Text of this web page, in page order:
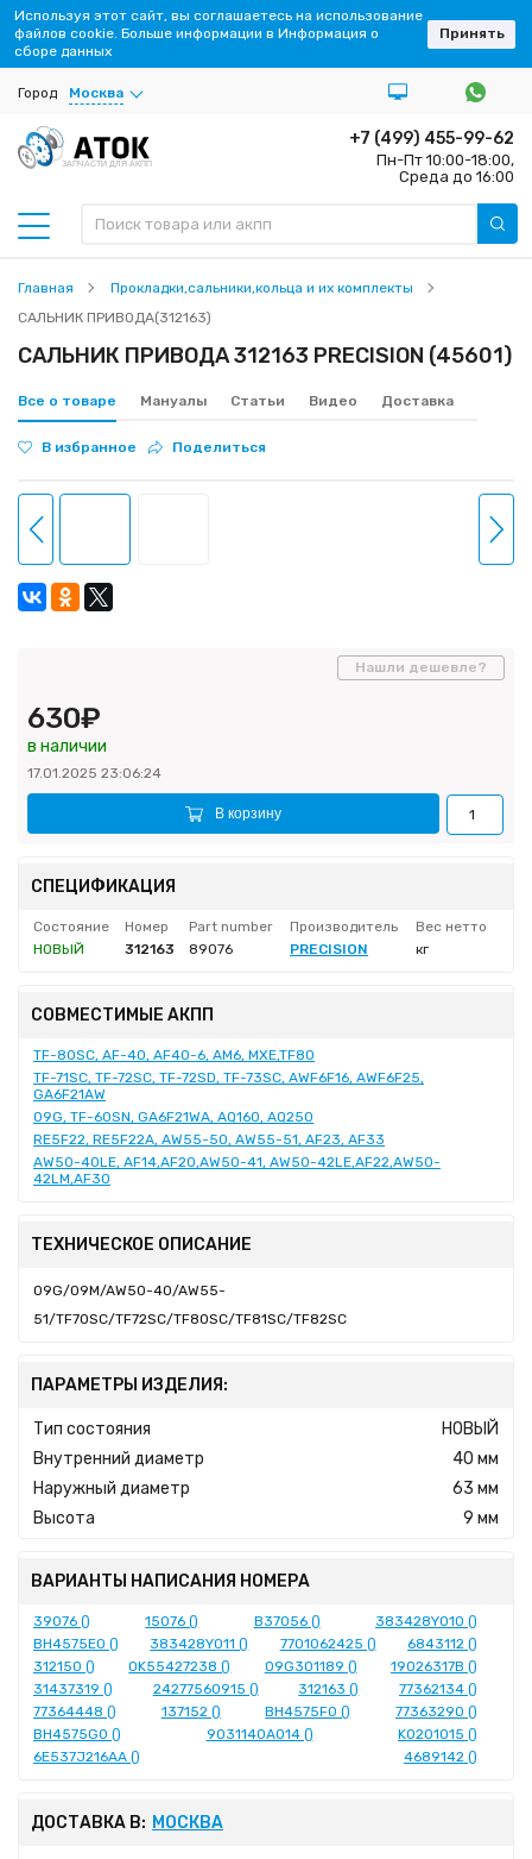
Город Москва
ЗАПЧАСТИ ДЛЯ АКПП
+7 (499) 455-99-62
Пн-Пт 10:00-18:00,
Среда до 16:00
Главная
Прокладки,сальники,кольца и их комплекты
САЛЬНИК ПРИВОДА(312163)
САЛЬНИК ПРИВОДА 312163 PRECISION (45601)
Все о товаре Мануалы Статьи Видео Доставка
В избранное Поделиться
630₽
в наличии
17.01.2025 23:06:24
В корзину
Нашли дешевле?
СПЕЦИФИКАЦИЯ
Состояние Номер Part number Производитель
Вес нетто
НОВЫЙ
312163 89076 PRECISION кг
СОВМЕСТИМЫЕ АКПП
TF-80SC, AF-40, AF40-6, AM6, MXE,TF80
TF-71SC, TF-72SC, TF-72SD, TF-73SC, AWF6F16, AWF6F25,
GA6F21AW
09G, TF-60SN, GA6F21WA, AQ160, AQ250
RE5F22, RE5F22A, AW55-50, AW55-51, AF23, AF33
AW50-40LE, AF14,AF20,AW50-41, AW50-42LE,AF22,AW50-
42LM,AF30
ТЕХНИЧЕСКОЕ ОПИСАНИЕ
09G/09M/AW50-40/AW55-
51/TF70SC/TF72SC/TF80SC/TF81SC/TF82SC
ПАРАМЕТРЫ ИЗДЕЛИЯ:
Тип состояния
НОВЫЙ
Внутренний диаметр
40 мм
Наружный диаметр
63 мм
Высота
9 мм
ВАРИАНТЫ НАПИСАНИЯ НОМЕРА
39076 () 15076 () B37056 ()
383428Y010 ()
BH4575E0 ()
383428Y011 () 7701062425 ()
6843112 ()
312150 ()
0K55427238 () 09G301189 ()
19026317B ()
31437319 ()
24277560915 () 312163 ()
77362134 ()
77364448 ()
137152 () BH4575F0 ()
77363290 ()
BH4575G0 ()
9031140A014 ()
K0201015 ()
6E537J216AA ()
4689142 ()
ДОСТАВКА В: МОСКВА
Используя этот сайт, вы соглашаетесь на использование
файлов cookie. Больше информации в Информация о
сборе данных
Принять